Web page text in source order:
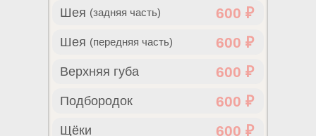
600 ₽
(передняя часть)
Шея
600 ₽
(задняя часть)
Шея
600 ₽
Верхняя губа
600 ₽
Подбородок
600 ₽
Щёки